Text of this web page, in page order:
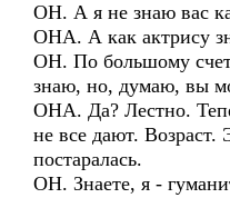
ОН. А я не знаю вас
ОНА. А как актрису
ОН. По большому
знаю, но, думаю, вы
ОНА. Да? Лестно.
не все дают. Возраст.
постаралась.
ОН. Знаете, я -